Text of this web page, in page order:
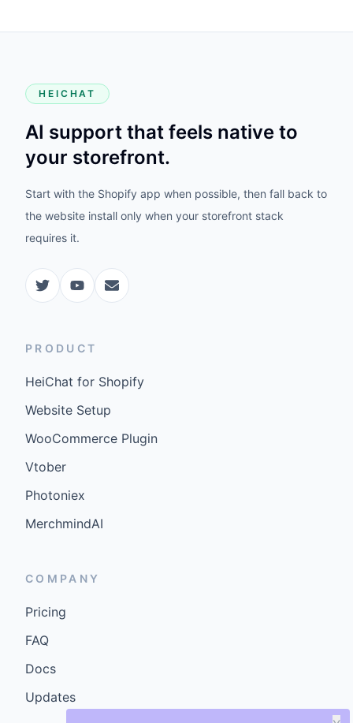
HEICHAT
AI support that feels native to
your storefront.
Start with the Shopify app when possible, then fall back to
the website install only when your storefront stack
requires it.
PRODUCT
HeiChat for Shopify
Website Setup
WooCommerce Plugin
Vtober
Photoniex
MerchmindAI
COMPANY
Pricing
FAQ
Docs
Updates